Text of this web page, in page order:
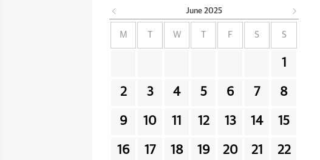
June 2025
M W F S S
1
2 3 4 5 6 7 8
9 10 11 12 13 14 15
16 17 18 19 20 21 22